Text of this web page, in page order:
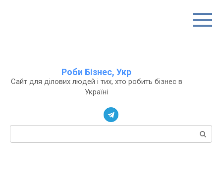
Роби Бізнес, Укр
Сайт для ділових людей і тих, хто робить бізнес в
Україні